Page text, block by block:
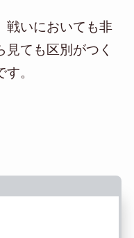
戦いにおいても非
ても区別がつく
。